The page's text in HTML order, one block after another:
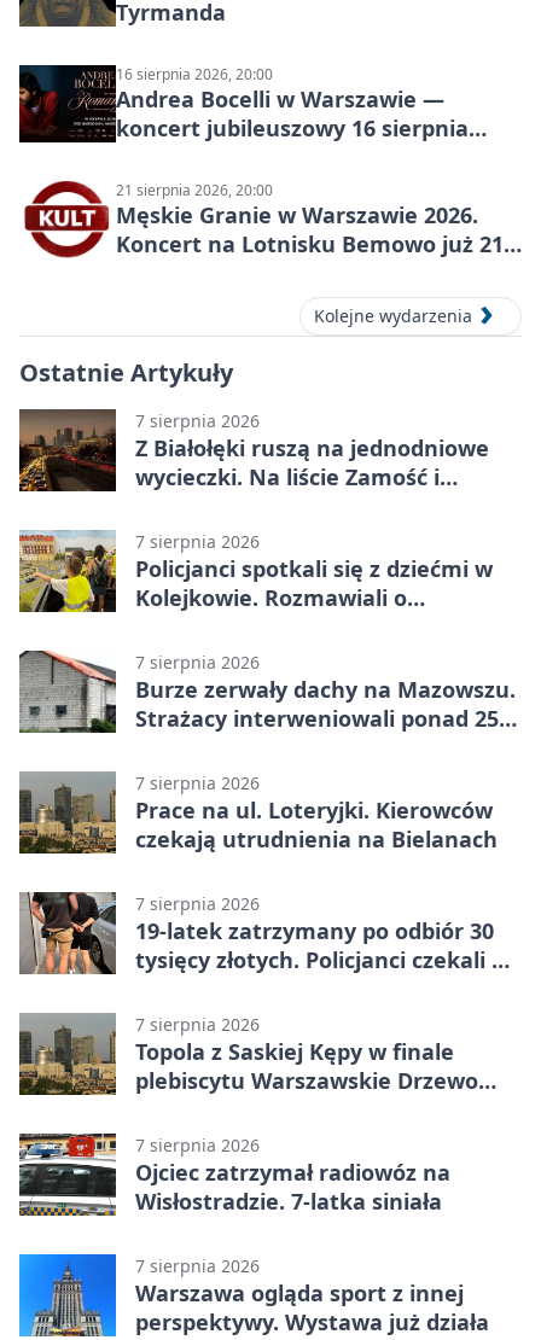
Tyrmanda
16 sierpnia 2026, 20:00
Andrea Bocelli w Warszawie —
koncert jubileuszowy 16 sierpnia
21 sierpnia 2026, 20:00
Męskie Granie w Warszawie 2026.
Koncert na Lotnisku Bemowo już 21
Kolejne wydarzenia
Ostatnie Artykuły
7 sierpnia 2026
Z Białołęki ruszą na jednodniowe
wycieczki. Na liście Zamość i
7 sierpnia 2026
Policjanci spotkali się z dziećmi w
Kolejkowie. Rozmawiali o
7 sierpnia 2026
Burze zerwały dachy na Mazowszu.
Strażacy interweniowali ponad 250
7 sierpnia 2026
Prace na ul. Loteryjki. Kierowców
czekają utrudnienia na Bielanach
7 sierpnia 2026
19-latek zatrzymany po odbiór 30
tysięcy złotych. Policjanci czekali w
7 sierpnia 2026
Topola z Saskiej Kępy w finale
plebiscytu Warszawskie Drzewo
7 sierpnia 2026
Ojciec zatrzymał radiowóz na
Wisłostradzie. 7-latka siniała
7 sierpnia 2026
Warszawa ogląda sport z innej
perspektywy. Wystawa już działa